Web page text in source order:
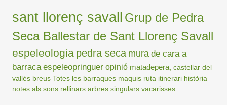
sant llorenç savall
Grup de Pedra
Seca Ballestar de Sant Llorenç Savall
espeleologia pedra seca mura de cara a
barraca espeleopringuer opinió matadepera,castellar del
vallès breus Totes les barraques maquis ruta itinerari història
notes als sons rellinars arbres singulars vacarisses